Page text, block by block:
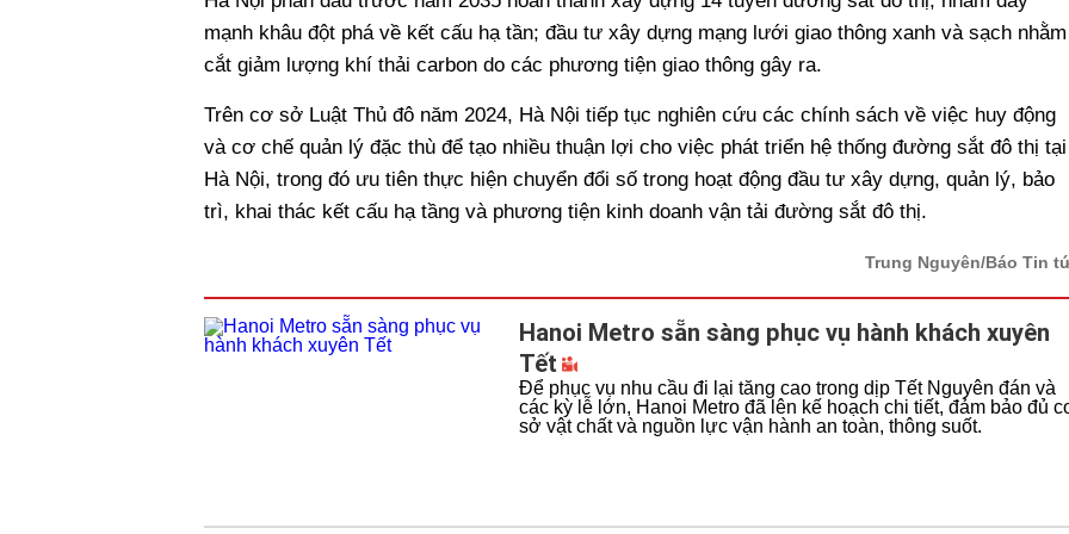
mạnh khâu đột phá về kết cấu hạ tần; đầu tư xây dựng mạng lưới giao thông xanh và sạch nhằm
cắt giảm lượng khí thải carbon do các phương tiện giao thông gây ra.
Trên cơ sở Luật Thủ đô năm 2024, Hà Nội tiếp tục nghiên cứu các chính sách về việc huy động
và cơ chế quản lý đặc thù để tạo nhiều thuận lợi cho việc phát triển hệ thống đường sắt đô thị tại
Hà Nội, trong đó ưu tiên thực hiện chuyển đổi số trong hoạt động đầu tư xây dựng, quản lý, bảo
trì, khai thác kết cấu hạ tầng và phương tiện kinh doanh vận tải đường sắt đô thị.
Trung Nguyên/Báo Tin
Hanoi Metro sẵn sàng phục vụ hành khách xuyên
Tết
Để phục vụ nhu cầu đi lại tăng cao trong dịp Tết Nguyên đán và
các kỳ lễ lớn, Hanoi Metro đã lên kế hoạch chi tiết, đảm bảo đủ
sở vật chất và nguồn lực vận hành an toàn, thông suốt.